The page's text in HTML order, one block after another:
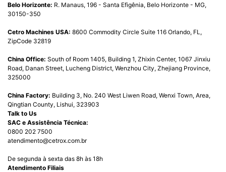
Belo Horizonte: R. Manaus, 196 - Santa Efigênia, Belo Horizonte - MG,
30150-350
Cetro Machines USA: 8600 Commodity Circle Suite 116 Orlando, FL,
ZipCode 32819
China Office: South of Room 1405, Building 1, Zhixin Center, 1067 Jinxiu
Road, Danan Street, Lucheng District, Wenzhou City, Zhejiang Province,
325000
China Factory: Building 3, No. 240 West Liwen Road, Wenxi Town, Area,
Qingtian County, Lishui, 323903
Talk to Us
SAC e Assistência Técnica:
0800 202 7500
atendimento@cetrox.com.br
De segunda à sexta das 8h às 18h
Atendimento Filiais